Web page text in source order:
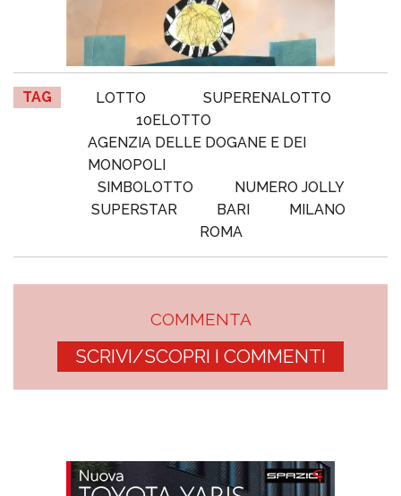
TAG LOTTO
SUPERENALOTTO
10ELOTTO
AGENZIA DELLE DOGANE E DEI
MONOPOLI
SIMBOLOTTO
NUMERO JOLLY
SUPERSTAR
BARI
MILANO
ROMA
COMMENTA
SCRIVI/SCOPRI I COMMENTI